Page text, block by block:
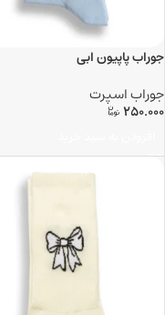
جوراب پاپیون ابی
جوراب اسپرت
250.000